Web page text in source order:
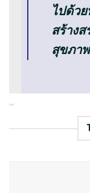
ไปด้ว
สร้าง
สุขภา